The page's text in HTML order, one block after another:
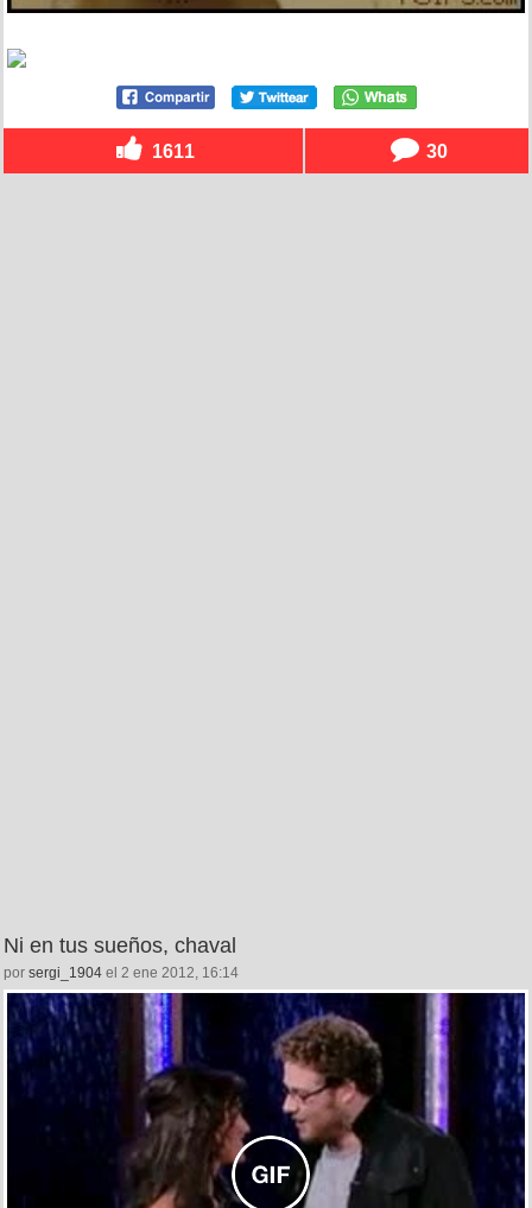
1611 30
Ni en tus sueños, chaval
por sergi_1904 el 2 ene 2012, 16:14